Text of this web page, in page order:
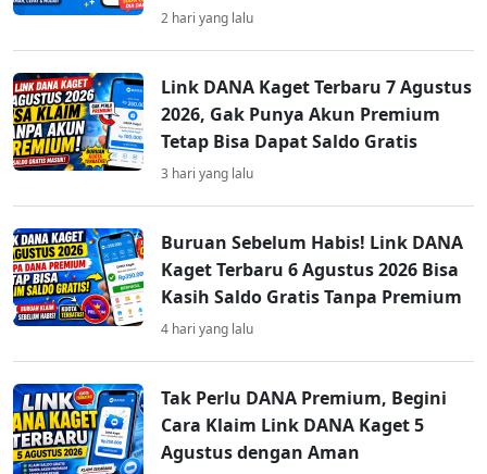
2 hari yang lalu
Link DANA Kaget Terbaru 7 Agustus
2026, Gak Punya Akun Premium
Tetap Bisa Dapat Saldo Gratis
3 hari yang lalu
Buruan Sebelum Habis! Link DANA
Kaget Terbaru 6 Agustus 2026 Bisa
Kasih Saldo Gratis Tanpa Premium
4 hari yang lalu
Tak Perlu DANA Premium, Begini
Cara Klaim Link DANA Kaget 5
Agustus dengan Aman